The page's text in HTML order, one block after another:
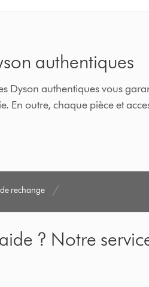
authentiques
Dyson authentiques vous
En outre, chaque pièce et
de rechange
? Notre